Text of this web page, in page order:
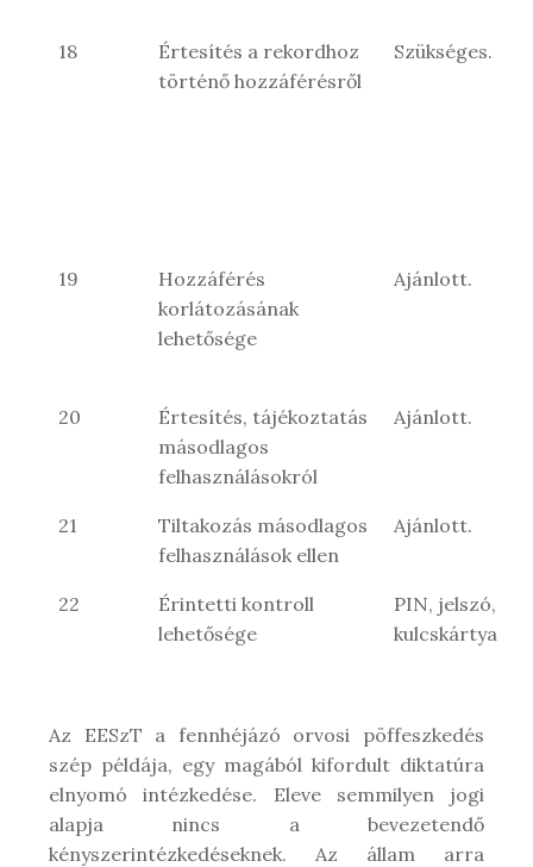
18
Értesítés a rekordhoz
történő hozzáférésről
Szükséges.
19
Hozzáférés
korlátozásának
lehetősége
Ajánlott.
20
Értesítés, tájékoztatás
másodlagos
felhasználásokról
Ajánlott.
21
Tiltakozás másodlagos
felhasználások ellen
Ajánlott.
22
Érintetti kontroll
lehetősége
PIN, jelszó,
kulcskártya
Az EESzT a fennhéjázó orvosi pöffeszkedés
szép példája, egy magából kifordult diktatúra
elnyomó intézkedése. Eleve semmilyen jogi
alapja nincs a bevezetendő
kényszerintézkedéseknek. Az állam arra